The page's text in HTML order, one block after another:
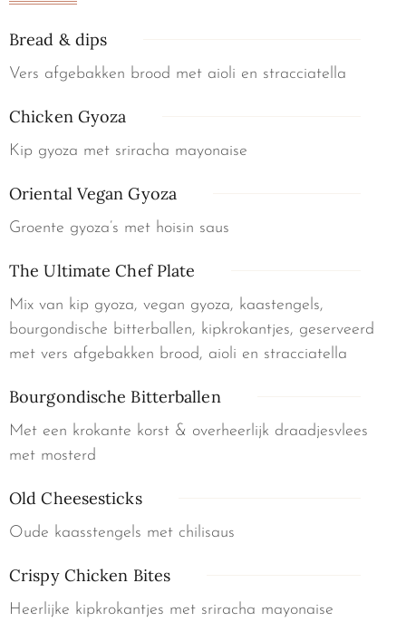
Bread & dips
Vers afgebakken brood met aioli en stracciatella
Chicken Gyoza
Kip gyoza met sriracha mayonaise
Oriental Vegan Gyoza
Groente gyoza’s met hoisin saus
The Ultimate Chef Plate
Mix van kip gyoza, vegan gyoza, kaastengels,
bourgondische bitterballen, kipkrokantjes, geserveerd
met vers afgebakken brood, aioli en stracciatella
Bourgondische Bitterballen
Met een krokante korst & overheerlijk draadjesvlees
met mosterd
Old Cheesesticks
Oude kaasstengels met chilisaus
Crispy Chicken Bites
Heerlijke kipkrokantjes met sriracha mayonaise